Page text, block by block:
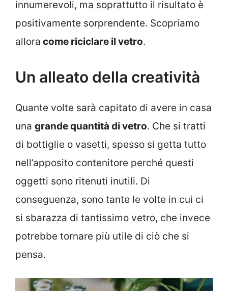
innumerevoli, ma soprattutto il risultato è
positivamente sorprendente. Scopriamo
allora come riciclare il vetro.
Un alleato della creatività
Quante volte sarà capitato di avere in casa
una grande quantità di vetro. Che si tratti
di bottiglie o vasetti, spesso si getta tutto
nell’apposito contenitore perché questi
oggetti sono ritenuti inutili. Di
conseguenza, sono tante le volte in cui ci
si sbarazza di tantissimo vetro, che invece
potrebbe tornare più utile di ciò che si
pensa.